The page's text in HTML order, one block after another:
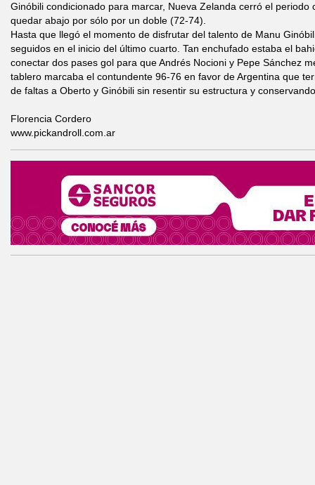
Ginóbili condicionado para marcar, Nueva Zelanda cerró el periodo
quedar abajo por sólo por un doble (72-74).
Hasta que llegó el momento de disfrutar del talento de Manu
seguidos en el inicio del último cuarto. Tan enchufado estaba el
conectar dos pases gol para que Andrés Nocioni y Pepe Sánchez
tablero marcaba el contundente 96-76 en favor de Argentina que
de faltas a Oberto y Ginóbili sin resentir su estructura y
Florencia Cordero
www.pickandroll.com.ar